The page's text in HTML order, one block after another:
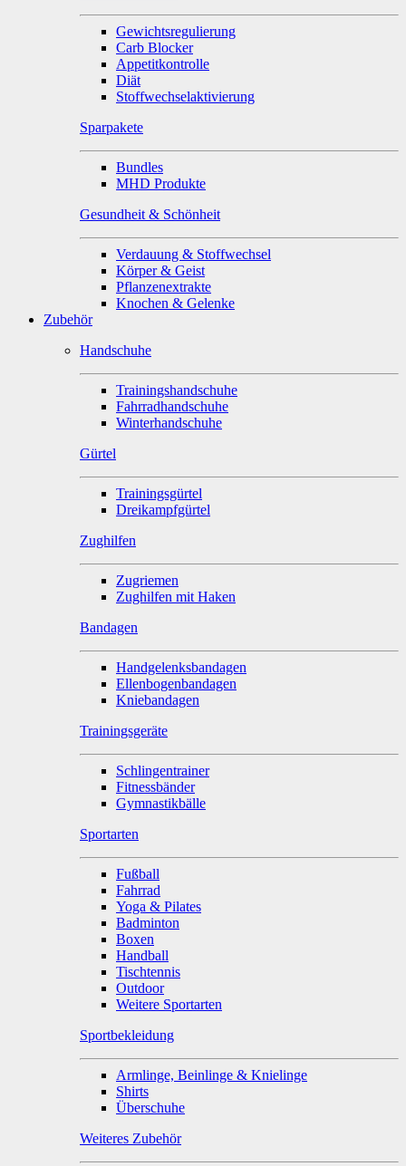
Gewichtsregulierung
Carb Blocker
Appetitkontrolle
Diät
Stoffwechselaktivierung
Sparpakete
Bundles
MHD Produkte
Gesundheit & Schönheit
Verdauung & Stoffwechsel
Körper & Geist
Pflanzenextrakte
Knochen & Gelenke
Zubehör
Handschuhe
Trainingshandschuhe
Fahrradhandschuhe
Winterhandschuhe
Gürtel
Trainingsgürtel
Dreikampfgürtel
Zughilfen
Zugriemen
Zughilfen mit Haken
Bandagen
Handgelenksbandagen
Ellenbogenbandagen
Kniebandagen
Trainingsgeräte
Schlingentrainer
Fitnessbänder
Gymnastikbälle
Sportarten
Fußball
Fahrrad
Yoga & Pilates
Badminton
Boxen
Handball
Tischtennis
Outdoor
Weitere Sportarten
Sportbekleidung
Armlinge, Beinlinge & Knielinge
Shirts
Überschuhe
Weiteres Zubehör